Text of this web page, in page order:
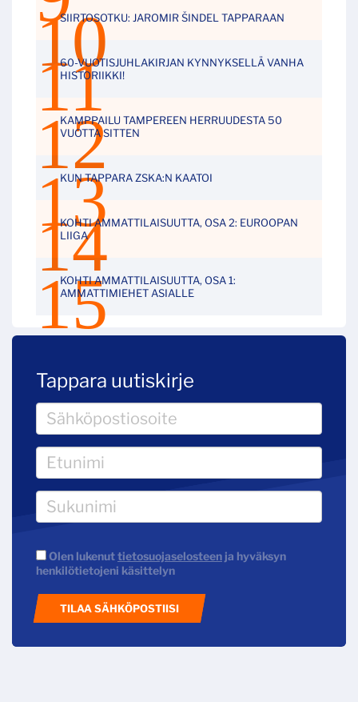
SIIRTOSOTKU: JAROMIR ŠINDEL TAPPARAAN
60-VUOTISJUHLAKIRJAN KYNNYKSELLÄ VANHA
HISTORIIKKI!
KAMPPAILU TAMPEREEN HERRUUDESTA 50
VUOTTA SITTEN
KUN TAPPARA ZSKA:N KAATOI
KOHTI AMMATTILAISUUTTA, OSA 2: EUROOPAN
LIIGA
KOHTI AMMATTILAISUUTTA, OSA 1:
AMMATTIMIEHET ASIALLE
Tappara uutiskirje
Olen lukenuttietosuojaselosteen ja hyväksyn
henkilötietojeni käsittelyn
TILAA SÄHKÖPOSTIISI